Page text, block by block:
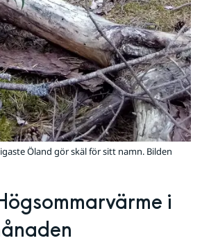
Öland gör skäl för sitt namn. Bilden
i